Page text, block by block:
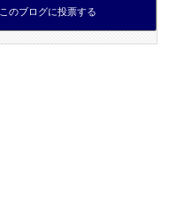
このブログに投票する